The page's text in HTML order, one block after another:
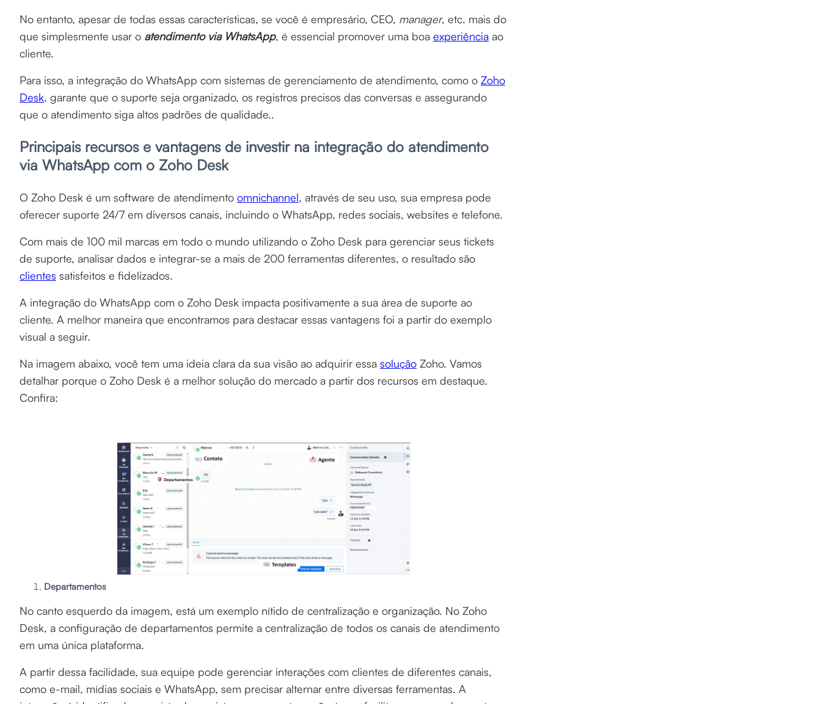
No entanto, apesar de todas essas características, se você é empresário, CEO, manager, etc. mais do
que simplesmente usar o atendimento via WhatsApp, é essencial promover uma boa experiência ao
cliente.
Para isso, a integração do WhatsApp com sistemas de gerenciamento de atendimento, como o Zoho
Desk, garante que o suporte seja organizado, os registros precisos das conversas e assegurando
que o atendimento siga altos padrões de qualidade..
Principais recursos e vantagens de investir na integração do atendimento
via WhatsApp com o Zoho Desk
O Zoho Desk é um software de atendimento omnichannel, através de seu uso, sua empresa pode
oferecer suporte 24/7 em diversos canais, incluindo o WhatsApp, redes sociais, websites e telefone.
Com mais de 100 mil marcas em todo o mundo utilizando o Zoho Desk para gerenciar seus tickets
de suporte, analisar dados e integrar-se a mais de 200 ferramentas diferentes, o resultado são
clientes satisfeitos e fidelizados.
A integração do WhatsApp com o Zoho Desk impacta positivamente a sua área de suporte ao
cliente. A melhor maneira que encontramos para destacar essas vantagens foi a partir do exemplo
visual a seguir.
Na imagem abaixo, você tem uma ideia clara da sua visão ao adquirir essa solução Zoho. Vamos
detalhar porque o Zoho Desk é a melhor solução do mercado a partir dos recursos em destaque.
Confira:
Departamentos
No canto esquerdo da imagem, está um exemplo nítido de centralização e organização. No Zoho
Desk, a configuração de departamentos permite a centralização de todos os canais de atendimento
em uma única plataforma.
A partir dessa facilidade, sua equipe pode gerenciar interações com clientes de diferentes canais,
como e-mail, mídias sociais e WhatsApp, sem precisar alternar entre diversas ferramentas. A